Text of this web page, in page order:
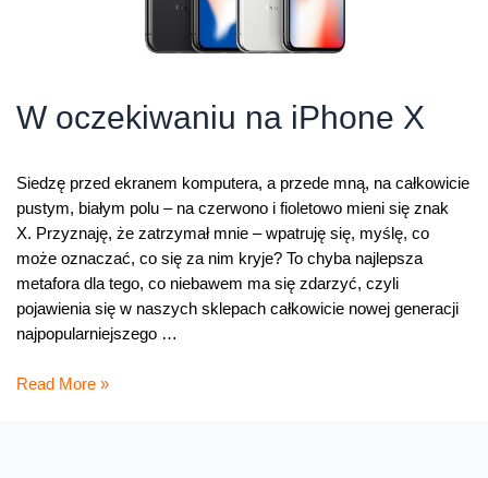
W oczekiwaniu na iPhone X
Siedzę przed ekranem komputera, a przede mną, na całkowicie
pustym, białym polu – na czerwono i fioletowo mieni się znak
X. Przyznaję, że zatrzymał mnie – wpatruję się, myślę, co
może oznaczać, co się za nim kryje? To chyba najlepsza
metafora dla tego, co niebawem ma się zdarzyć, czyli
pojawienia się w naszych sklepach całkowicie nowej generacji
najpopularniejszego …
W
Read More »